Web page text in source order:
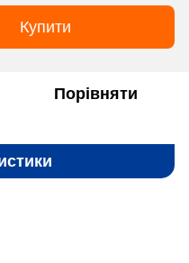
Купити
Порівняти